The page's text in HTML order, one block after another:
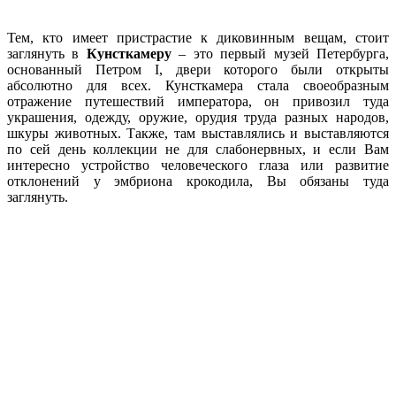
Тем, кто имеет пристрастие к диковинным вещам, стоит
заглянуть в Кунсткамеру– это первый музей Петербурга,
основанный Петром I, двери которого были открыты
абсолютно для всех. Кунсткамера стала своеобразным
отражение путешествий императора, он привозил туда
украшения, одежду, оружие, орудия труда разных народов,
шкуры животных. Также, там выставлялись и выставляются
по сей день коллекции не для слабонервных, и если Вам
интересно устройство человеческого глаза или развитие
отклонений у эмбриона крокодила, Вы обязаны туда
заглянуть.